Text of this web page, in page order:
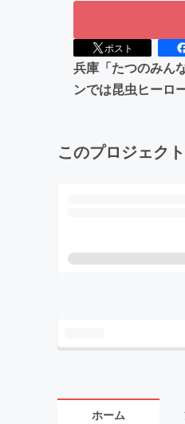
ポスト
兵庫「たつのみん
ンでは昆虫ヒーロ
このプロジェク
ホーム